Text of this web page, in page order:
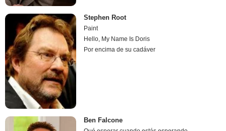
Stephen Root
Paint
Hello, My Name Is Doris
Por encima de su cadáver
Ben Falcone